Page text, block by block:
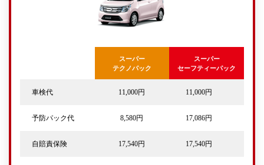
スーパー
テクノパック
スーパー
セーフティーパック
車検代 11,000円 11,000円
予防パック代 8,580円 17,086円
自賠責保険 17,540円 17,540円